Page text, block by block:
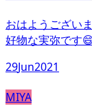
おはようござい
好物な実弥です
29Jun2021
MIYA